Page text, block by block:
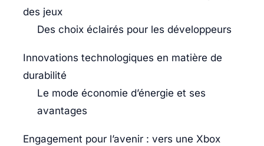
des jeux
Des choix éclairés pour les développeurs
Innovations technologiques en matière de
durabilité
Le mode économie d’énergie et ses
avantages
Engagement pour l’avenir : vers une Xbox